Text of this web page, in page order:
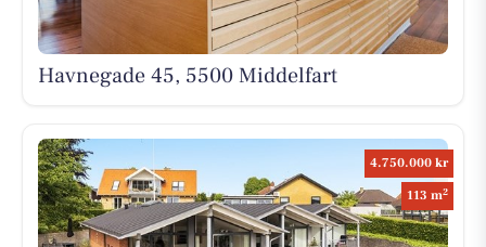
Havnegade 45, 5500 Middelfart
4.750.000 kr
113 m2